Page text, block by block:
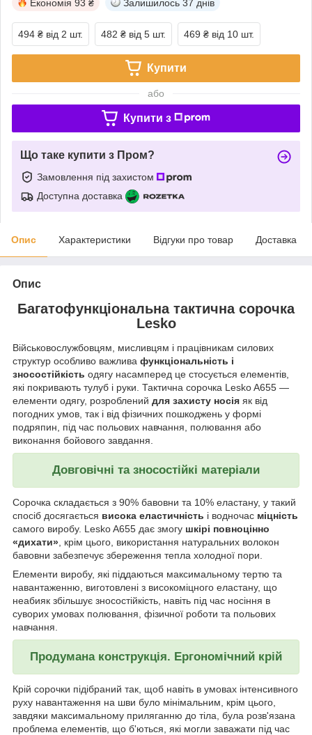
Економія 93 ₴ Залишилось 37 днів
494 ₴ від 2 шт. 482 ₴ від 5 шт. 469 ₴ від 10 шт.
Купити
або
Купити з
Що таке купити з Пром?
Замовлення під захистом
Доступна доставка
Опис Характеристики Відгуки про товар Доставка
Опис
Багатофункціональна тактична сорочка
Lesko
Військовослужбовцям, мисливцям і працівникам силових
структур особливо важлива функціональність і
зносостійкість одягу насамперед це стосується елементів,
які покривають тулуб і руки. Тактична сорочка Lesko A655 —
елементи одягу, розроблений для захисту носія як від
погодних умов, так і від фізичних пошкоджень у формі
подряпин, під час польових навчання, полювання або
виконання бойового завдання.
Довговічні та зносостійкі матеріали
Сорочка складається з 90% бавовни та 10% еластану, у такий
спосіб досягається висока еластичність і водночас міцність
самого виробу. Lesko A655 дає змогу шкірі повноцінно
«дихати», крім цього, використання натуральних волокон
бавовни забезпечує збереження тепла холодної пори.
Елементи виробу, які піддаються максимальному тертю та
навантаженню, виготовлені з високоміцного еластану, що
неабияк збільшує зносостійкість, навіть під час носіння в
суворих умовах полювання, фізичної роботи та польових
навчання.
Продумана конструкція. Ергономічний крій
Крій сорочки підібраний так, щоб навіть в умовах інтенсивного
руху навантаження на шви було мінімальним, крім цього,
завдяки максимальному приляганню до тіла, була розв'язана
проблема елементів, що б'ються, які могли заважати під час